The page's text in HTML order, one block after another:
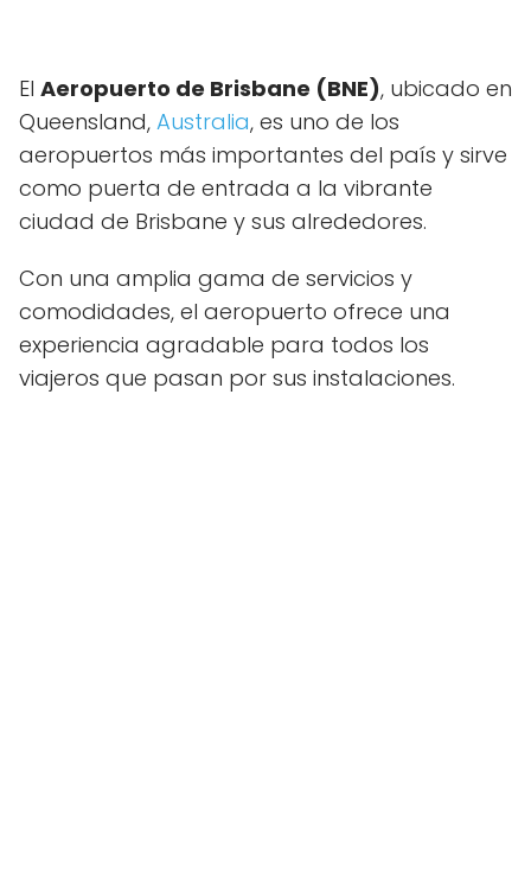
El Aeropuerto de Brisbane (BNE), ubicado en
Queensland, Australia, es uno de los
aeropuertos más importantes del país y sirve
como puerta de entrada a la vibrante
ciudad de Brisbane y sus alrededores.
Con una amplia gama de servicios y
comodidades, el aeropuerto ofrece una
experiencia agradable para todos los
viajeros que pasan por sus instalaciones.